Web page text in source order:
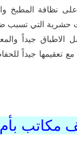
نظافة المطبخ
حشرية التي تسبب
الاطباق جيداً
تعقيمها جيداً
مكاتب بأم